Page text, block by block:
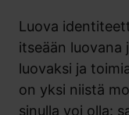
Luova
itseään luovana
luovaksi ja
on yksi niistä
sinulla voi olla: